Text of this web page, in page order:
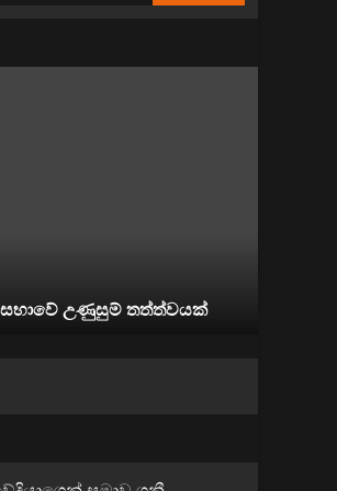
සභාවේ උණුසුම් තත්ත්වයක්